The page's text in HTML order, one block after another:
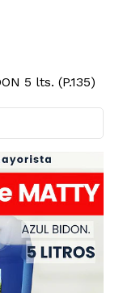
5 lts. (P.135)